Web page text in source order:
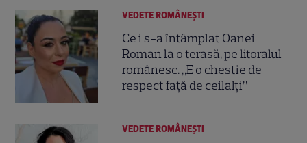
VEDETE ROMÂNEŞTI
Ce i s-a întâmplat Oanei
Roman la o terasă, pe litoralul
românesc. „E o chestie de
respect față de ceilalți”
VEDETE ROMÂNEŞTI